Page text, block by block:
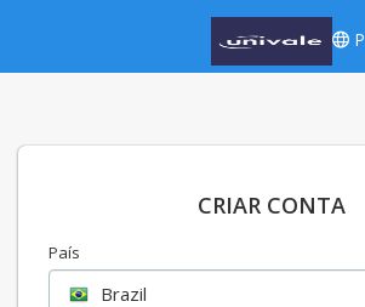
CRIAR CONTA
País
Brazil